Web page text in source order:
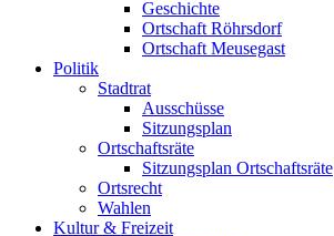
Geschichte
Ortschaft Röhrsdorf
Ortschaft Meusegast
Politik
Stadtrat
Ausschüsse
Sitzungsplan
Ortschaftsräte
Sitzungsplan Ortschaftsräte
Ortsrecht
Wahlen
Kultur & Freizeit